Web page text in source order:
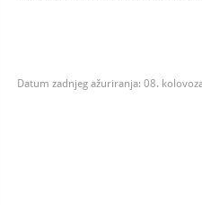
Datum zadnjeg ažuriranja: 08.